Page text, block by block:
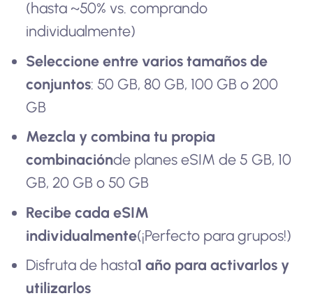
(hasta ~50% vs. comprando
individualmente)
Seleccione entre varios tamaños de
conjuntos: 50 GB, 80 GB, 100 GB o 200
GB
Mezcla y combina tu propia
combinaciónde planes eSIM de 5 GB, 10
GB, 20 GB o 50 GB
Recibe cada eSIM
individualmente(¡Perfecto para grupos!)
Disfruta de hasta1 año para activarlos y
utilizarlos